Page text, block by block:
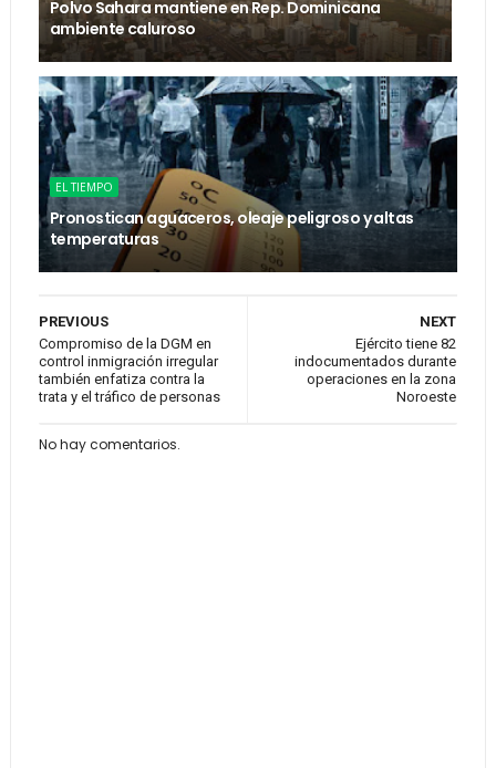
Polvo Sahara mantiene en Rep. Dominicana
ambiente caluroso
EL TIEMPO
Pronostican aguaceros, oleaje peligroso y altas
temperaturas
NEXT
Ejército tiene 82
indocumentados durante
operaciones en la zona
Noroeste
PREVIOUS
Compromiso de la DGM en
control inmigración irregular
también enfatiza contra la
trata y el tráfico de personas
No hay comentarios.